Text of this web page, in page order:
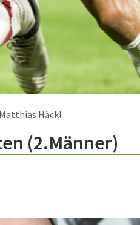
Matthias Häckl
(2.Männer)